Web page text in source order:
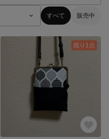
すべて 販売中
残り1点